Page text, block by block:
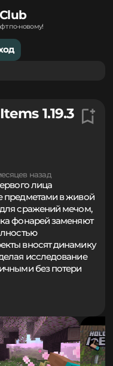
по-новому!
Вход
1.19.3
назад
лица
предметами в живой
для сражений мечом,
фонарей заменяют
вносят динамику
исследование
без потери